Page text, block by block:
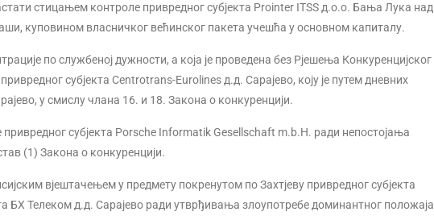
стицањем контроле привредног субјекта Prointer ITSS д.о.о. Бања Лука над
куповином власничког већинског пакета учешћа у основном капиталу.
по службеној дужности, а која је проведена без Рјешења Конкуренцијског
субјекта Centrotrans-Eurolines д.д. Сарајево, коју је путем дневних
у смислу члана 16. и 18. Закона о конкуренцији.
привредног субјекта Porsche Informatik Gesellschaft m.b.H. ради непостојања
(1) Закона о конкуренцији.
вјештачењем у предмету покренутом по Захтјеву привредног субјекта
БХ Телеком д.д. Сарајево ради утврђивања злоупотребе доминантног положаја